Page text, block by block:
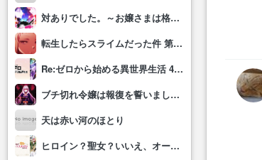
対ありでした。～お嬢さまは格闘ゲームなんてしない～
転生したらスライムだった件 第4期
Re:ゼロから始める異世界生活 4th season
ブチ切れ令嬢は報復を誓いました。 ～魔導書の力で祖国を叩き潰します～
天は赤い河のほとり
ヒロイン？聖女？いいえ、オールワークスメイドです(誇)！